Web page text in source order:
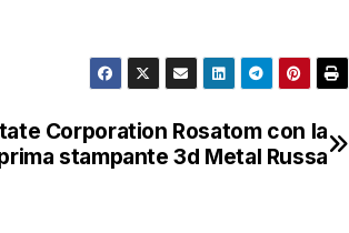
Corporation Rosatom con la
stampante 3d Metal Russa